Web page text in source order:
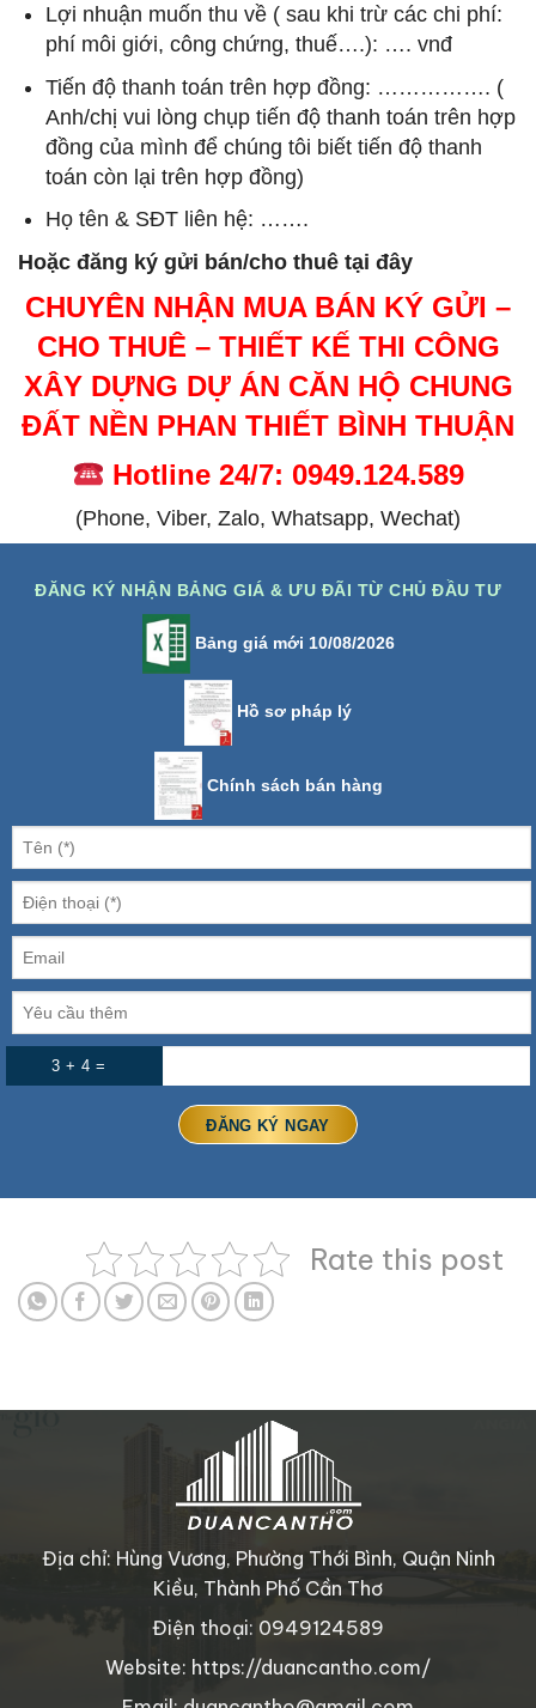
Lợi nhuận muốn thu về ( sau khi trừ các chi phí:
phí môi giới, công chứng, thuế….): …. vnđ
Tiến độ thanh toán trên hợp đồng: ……………. (
Anh/chị vui lòng chụp tiến độ thanh toán trên hợp
đồng của mình để chúng tôi biết tiến độ thanh
toán còn lại trên hợp đồng)
Họ tên & SĐT liên hệ: …….
Hoặc đăng ký gửi bán/cho thuê tại đây
CHUYÊN NHẬN MUA BÁN KÝ GỬI –
CHO THUÊ – THIẾT KẾ THI CÔNG
XÂY DỰNG DỰ ÁN CĂN HỘ CHUNG
ĐẤT NỀN PHAN THIẾT BÌNH THUẬN
Hotline 24/7: 0949.124.589
(Phone, Viber, Zalo, Whatsapp, Wechat)
ĐĂNG KÝ NHẬN BẢNG GIÁ & ƯU ĐÃI TỪ CHỦ ĐẦU TƯ
Bảng giá mới 10/08/2026
Hồ sơ pháp lý
Chính sách bán hàng
3 + 4 =
Rate this post
Địa chỉ: Hùng Vương, Phường Thới Bình, Quận Ninh
Kiều, Thành Phố Cần Thơ
Điện thoại: 0949124589
Website: https://duancantho.com/